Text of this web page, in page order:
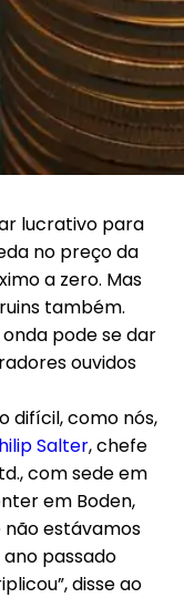
lucrativo para
no preço da
a zero. Mas
também.
pode se dar
ouvidos
difícil, como nós,
Salter, chefe
com sede em
em Boden,
não estávamos
passado
disse ao